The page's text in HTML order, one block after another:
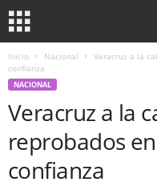
Inicio Nacional
Veracruz a la
confianza
NACIONAL
Veracruz a la
reprobados
confianza